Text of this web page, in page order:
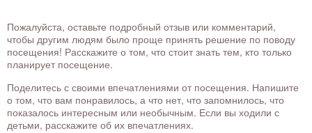
Пожалуйста, оставьте подробный отзыв или комментарий,
чтобы другим людям было проще принять решение по поводу
посещения! Расскажите о том, что стоит знать тем, кто только
планирует посещение.
Поделитесь с своими впечатлениями от посещения. Напишите
о том, что вам понравилось, а что нет, что запомнилось, что
показалось интересным или необычным. Если вы ходили с
детьми, расскажите об их впечатлениях.